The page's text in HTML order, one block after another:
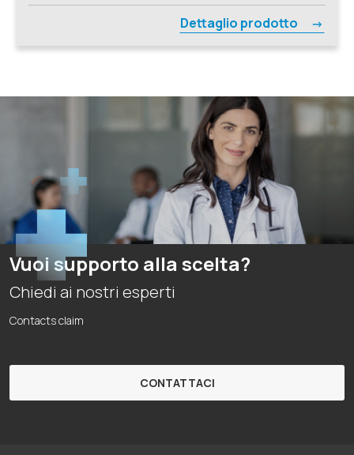
Dettaglio prodotto
Vuoi supporto alla scelta?
Chiedi ai nostri esperti
Contacts claim
CONTATTACI